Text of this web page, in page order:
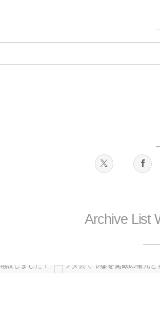
Archive List